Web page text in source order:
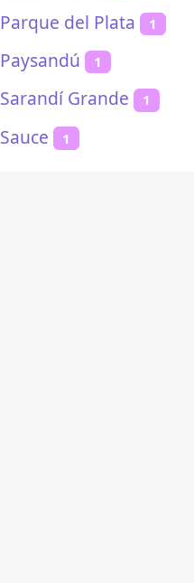
Parque del Plata 1
Paysandú 1
Sarandí Grande 1
Sauce 1